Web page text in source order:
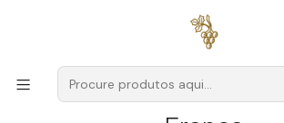
para encomendas a partir de
Produtores França